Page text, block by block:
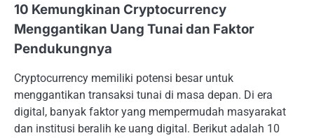
10 Kemungkinan Cryptocurrency
Menggantikan Uang Tunai dan Faktor
Pendukungnya
Cryptocurrency memiliki potensi besar untuk
menggantikan transaksi tunai di masa depan. Di era
digital, banyak faktor yang mempermudah masyarakat
dan institusi beralih ke uang digital. Berikut adalah 10